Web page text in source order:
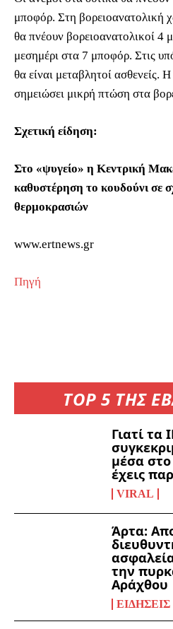
TOP 5 ΤΗΣ
Γιατί τα
μέσα
έχεις
VIRAL
Άρτα:
την
Αράχθου
μποφόρ. Στη βορειοανατολική
θα πνέουν βορειοανατολικοί 4
μεσημέρι στα 7 μποφόρ. Στις
θα είναι μεταβλητοί ασθενείς.
σημειώσει μικρή πτώση στα
Σχετική είδηση:
Στο «ψυγείο» η Κεντρική
καθυστέρηση το κουδούνι σε
θερμοκρασιών
www.ertnews.gr
Πηγή